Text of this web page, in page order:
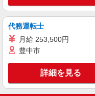
代務運転士
月給 253,500円
豊中市
詳細を見る